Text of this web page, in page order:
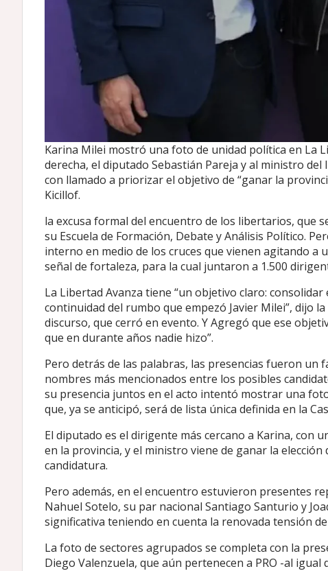
Karina Milei mostró una foto de unidad política en La
derecha, el diputado Sebastián Pareja y al ministro
con llamado a priorizar el objetivo de “ganar la
Kicillof.
la excusa formal del encuentro de los libertarios, que
su Escuela de Formación, Debate y Análisis Político.
interno en medio de los cruces que vienen agitando
señal de fortaleza, para la cual juntaron a 1.500
La Libertad Avanza tiene “un objetivo claro:
continuidad del rumbo que empezó Javier Milei”, dijo
discurso, que cerró en evento. Y Agregó que ese
que en durante años nadie hizo”.
Pero detrás de las palabras, las presencias fueron un
nombres más mencionados entre los posibles
su presencia juntos en el acto intentó mostrar una
que, ya se anticipó, será de lista única definida en la
El diputado es el dirigente más cercano a Karina,
en la provincia, y el ministro viene de ganar la
candidatura.
Pero además, en el encuentro estuvieron presentes
Nahuel Sotelo, su par nacional Santiago Santurio y
significativa teniendo en cuenta la renovada tensión
La foto de sectores agrupados se completa con la
Diego Valenzuela, que aún pertenecen a PRO -al